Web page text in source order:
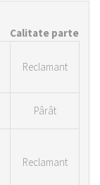
Calitate parte
Reclamant
Pârât
Reclamant